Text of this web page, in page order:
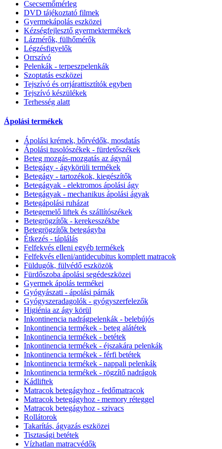
Csecsemőmérleg
DVD tájékoztató filmek
Gyermekápolás eszközei
Kézségfejlesztő gyermektermékek
Lázmérők, fülhőmérők
Légzésfigyelők
Orrszívó
Pelenkák - terpeszpelenkák
Szoptatás eszközei
Tejszívó és orrjárattisztítók egyben
Tejszívó készülékek
Terhesség alatt
Ápolási termékek
Ápolási krémek, bőrvédők, mosdatás
Ápolási tusolószékek - fürdetőszékek
Beteg mozgás-mozgatás az ágynál
Betegágy - ágykörüli termékek
Betegágy - tartozékok, kiegészítők
Betegágyak - elektromos ápolási ágy
Betegágyak - mechanikus ápolási ágyak
Betegápolási ruházat
Betegemelő liftek és szállítószékek
Betegrögzítők - kerekesszékbe
Betegrögzítők betegágyba
Étkezés - táplálás
Felfekvés elleni egyéb termékek
Felfekvés elleni/antidecubitus komplett matracok
Füldugók, fülvédő eszközök
Fürdőszoba ápolási segédeszközei
Gyermek ápolás termékei
Gyógyászati - ápolási párnák
Gyógyszeradagolók - gyógyszerfelezők
Higiénia az ágy körül
Inkontinencia nadrágpelenkák - belebújós
Inkontinencia termékek - beteg alátétek
Inkontinencia termékek - betétek
Inkontinencia termékek - éjszakára pelenkák
Inkontinencia termékek - férfi betétek
Inkontinencia termékek - nappali pelenkák
Inkontinencia termékek - rögzítő nadrágok
Kádliftek
Matracok betegágyhoz - fedőmatracok
Matracok betegágyhoz - memory réteggel
Matracok betegágyhoz - szivacs
Rollátorok
Takarítás, ágyazás eszközei
Tisztasági betétek
Vízhatlan matracvédők